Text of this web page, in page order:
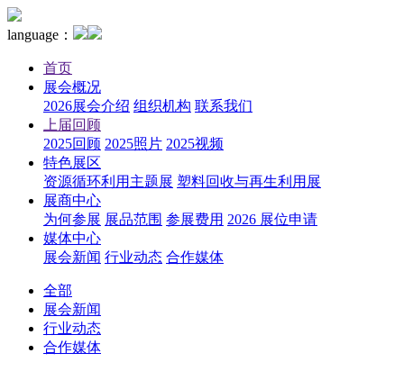
language：
首页
展会概况
2026展会介绍 组织机构 联系我们
上届回顾
2025回顾 2025照片 2025视频
特色展区
资源循环利用主题展 塑料回收与再生利用展
展商中心
为何参展 展品范围 参展费用 2026 展位申请
媒体中心
展会新闻 行业动态 合作媒体
全部
展会新闻
行业动态
合作媒体